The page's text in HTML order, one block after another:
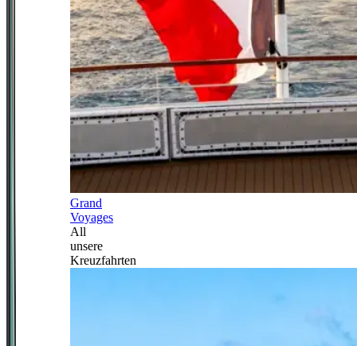
Grand
Voyages
All
unsere
Kreuzfahrten